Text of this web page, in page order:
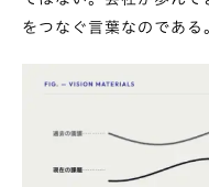
をつなぐ言葉なのである